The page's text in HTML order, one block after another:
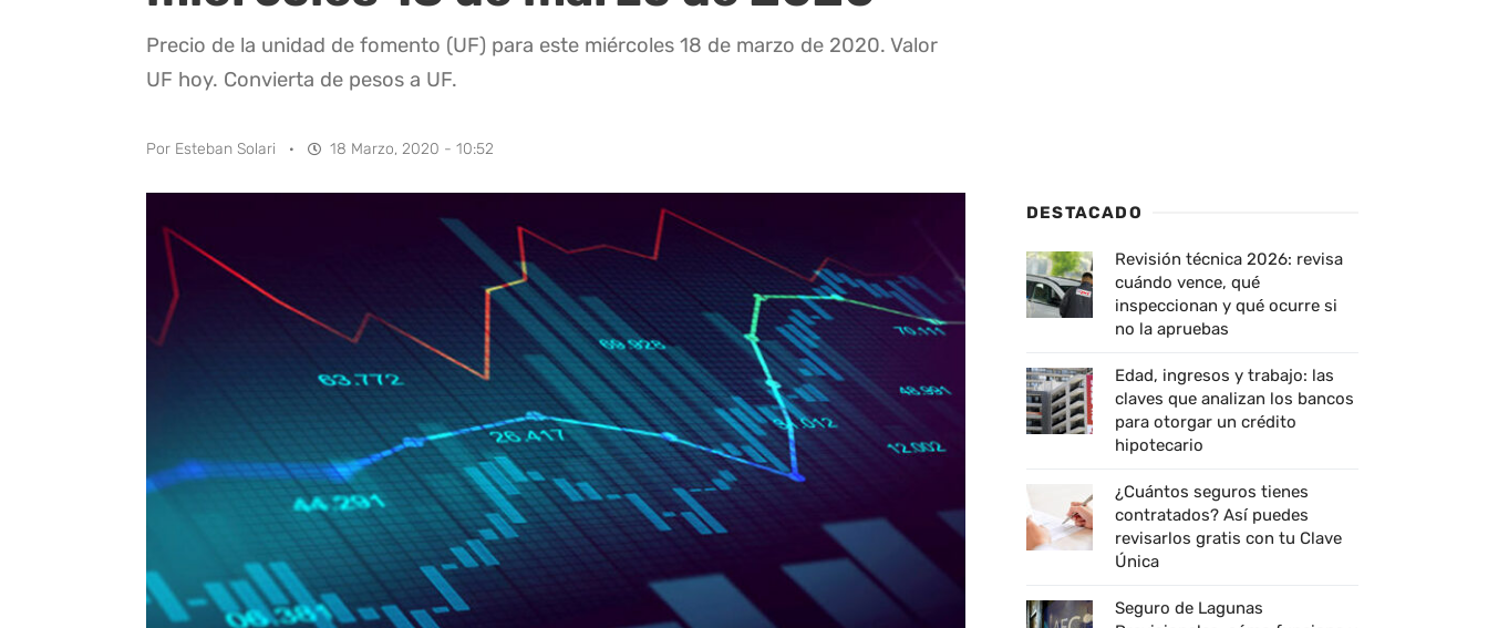
Precio de la unidad de fomento (UF) para este miércoles 18 de marzo de 2020. Valor
UF hoy. Convierta de pesos a UF.
Por Esteban Solari · 18 Marzo, 2020 - 10:52
DESTACADO
Revisión técnica 2026: revisa
cuándo vence, qué
inspeccionan y qué ocurre si
no la apruebas
Edad, ingresos y trabajo: las
claves que analizan los bancos
para otorgar un crédito
hipotecario
¿Cuántos seguros tienes
contratados? Así puedes
revisarlos gratis con tu Clave
Única
Seguro de Lagunas